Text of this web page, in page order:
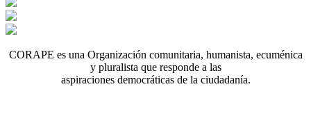
CORAPE es una Organización comunitaria, humanista, ecuménica
y pluralista que responde a las
aspiraciones democráticas de la ciudadanía.